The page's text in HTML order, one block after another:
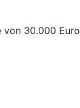
von 30.000 Euro